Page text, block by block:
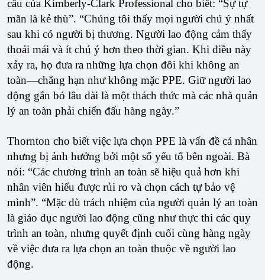
cầu của Kimberly-Clark Professional cho biết: “Sự tự
mãn là kẻ thù”. “Chúng tôi thấy mọi người chú ý nhất
sau khi có người bị thương. Người lao động cảm thấy
thoải mái và ít chú ý hơn theo thời gian. Khi điều này
xảy ra, họ đưa ra những lựa chọn đôi khi không an
toàn—chẳng hạn như không mặc PPE. Giữ người lao
động gắn bó lâu dài là một thách thức mà các nhà quản
lý an toàn phải chiến đấu hàng ngày.”
Thornton cho biết việc lựa chọn PPE là vấn đề cá nhân
nhưng bị ảnh hưởng bởi một số yếu tố bên ngoài. Bà
nói: “Các chương trình an toàn sẽ hiệu quả hơn khi
nhân viên hiểu được rủi ro và chọn cách tự bảo vệ
mình”. “Mặc dù trách nhiệm của người quản lý an toàn
là giáo dục người lao động cũng như thực thi các quy
trình an toàn, nhưng quyết định cuối cùng hàng ngày
về việc đưa ra lựa chọn an toàn thuộc về người lao
động.